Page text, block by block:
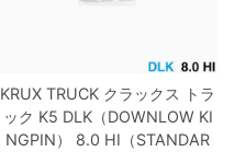
KRUX TRUCK クラックス
トラ
ック K5 DLK（DOWNLOW KI
NGPIN）
8.0 HI（STANDAR